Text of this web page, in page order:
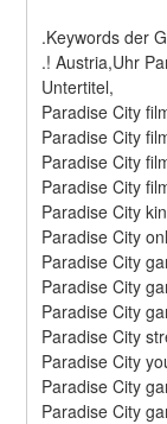
.Keywords der
.! Austria,Uhr
Untertitel,
Paradise City
Paradise City
Paradise City
Paradise City
Paradise City
Paradise City
Paradise City
Paradise City
Paradise City
Paradise City
Paradise City
Paradise City
Paradise City